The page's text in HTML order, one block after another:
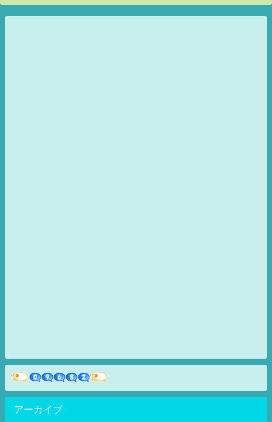
アーカイブ